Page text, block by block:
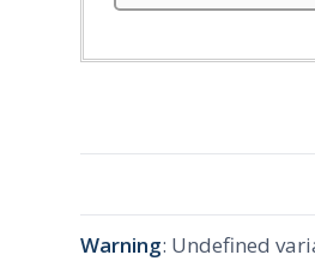
Warning: Undefined